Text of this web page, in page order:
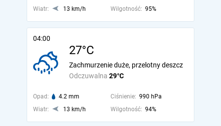
Wiatr:
13 km/h Wilgotność: 95%
04:00
27°C
Odczuwalna 29°C
Zachmurzenie duże, przelotny deszcz
Opad: 4.2 mm Ciśnienie: 990 hPa
Wiatr:
13 km/h Wilgotność: 94%